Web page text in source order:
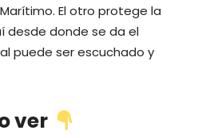
El otro protege la
desde donde se da el
puede ser escuchado y
ver